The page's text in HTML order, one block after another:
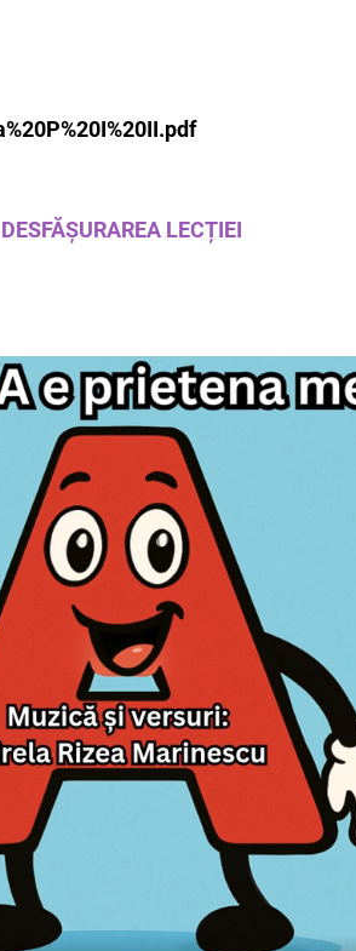
DESFĂȘURAREA LECȚIEI